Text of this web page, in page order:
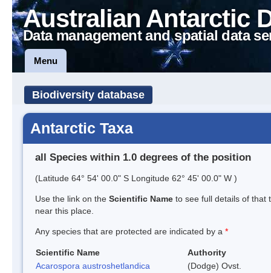
Australian Antarctic
Data management and spatial data
Menu
Biodiversity database
Antarctic Taxa
all Species within 1.0 degrees of the position
(Latitude 64° 54' 00.0" S Longitude 62° 45' 00.0" W )
Use the link on the Scientific Name to see full details of that
near this place.
Any species that are protected are indicated by a *
Scientific Name
Authority
Acarospora austroshetlandica
(Dodge) Ovst.